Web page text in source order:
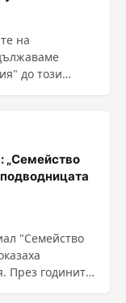
на
до този
„Семейство
"Семейство